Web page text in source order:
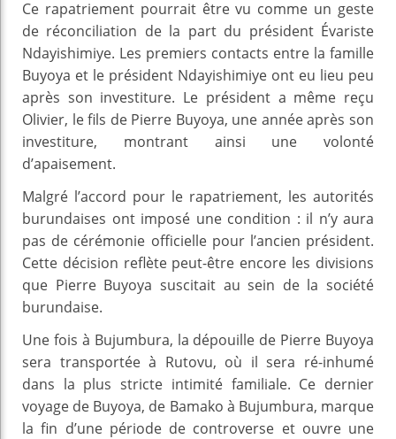
Ce rapatriement pourrait être vu comme un geste
de réconciliation de la part du président Évariste
Ndayishimiye. Les premiers contacts entre la famille
Buyoya et le président Ndayishimiye ont eu lieu peu
après son investiture. Le président a même reçu
Olivier, le fils de Pierre Buyoya, une année après son
investiture, montrant ainsi une volonté
d’apaisement.
Malgré l’accord pour le rapatriement, les autorités
burundaises ont imposé une condition : il n’y aura
pas de cérémonie officielle pour l’ancien président.
Cette décision reflète peut-être encore les divisions
que Pierre Buyoya suscitait au sein de la société
burundaise.
Une fois à Bujumbura, la dépouille de Pierre Buyoya
sera transportée à Rutovu, où il sera ré-inhumé
dans la plus stricte intimité familiale. Ce dernier
voyage de Buyoya, de Bamako à Bujumbura, marque
la fin d’une période de controverse et ouvre une